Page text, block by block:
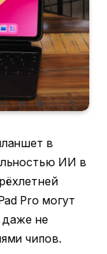
в
ИИ в
Pro могут
даже не
чипов.